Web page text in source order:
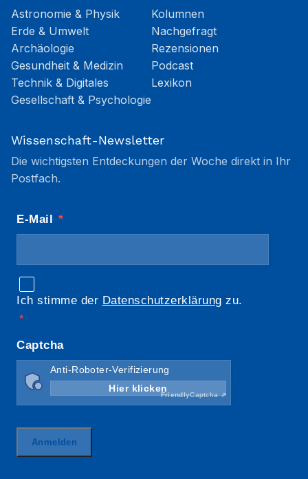
Astronomie & Physik
Erde & Umwelt
Archäologie
Gesundheit & Medizin
Technik & Digitales
Gesellschaft & Psychologie
Kolumnen
Nachgefragt
Rezensionen
Podcast
Lexikon
Wissenschaft-Newsletter
Die wichtigsten Entdeckungen der Woche direkt in Ihr
Postfach.